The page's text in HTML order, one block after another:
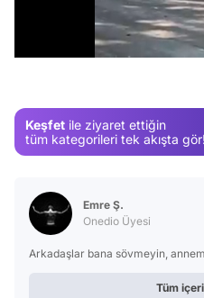
Keşfet ile ziyaret ettiğin
tüm kategorileri tek akışta gör!
Emre Ş.
Onedio Üyesi
Arkadaşlar bana sövmeyin,
Tüm